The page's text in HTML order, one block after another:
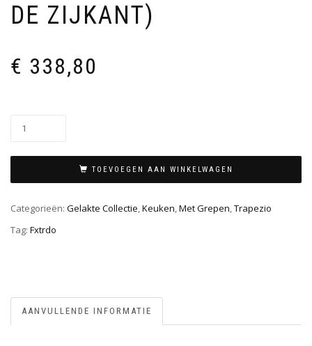
DE ZIJKANT)
€ 338,80
TOEVOEGEN AAN WINKELWAGEN
Categorieën: Gelakte Collectie,Keuken,Met Grepen,Trapezio
Tag: Fxtrdo
AANVULLENDE INFORMATIE